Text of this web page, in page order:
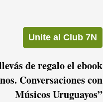
de regalo el ebook
Conversaciones con
Músicos Uruguayos”